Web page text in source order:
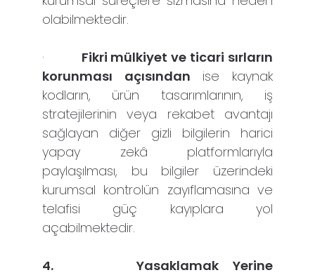
olabilmektedir.
· Fikri mülkiyet ve ticari sırların
korunması açısından ise kaynak
kodların, ürün tasarımlarının, iş
stratejilerinin veya rekabet avantajı
sağlayan diğer gizli bilgilerin harici
yapay zekâ platformlarıyla
paylaşılması, bu bilgiler üzerindeki
kurumsal kontrolün zayıflamasına ve
telafisi güç kayıplara yol
açabilmektedir.
4.Yasaklamak Yerine